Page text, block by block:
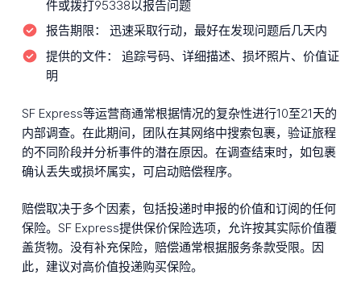
件或拨打95338以报告问题
报告期限：
迅速采取行动，最好在发现问题后几天内
提供的文件：
追踪号码、详细描述、损坏照片、价值证
明
SF Express等运营商通常根据情况的复杂性进行10至21天的
内部调查。在此期间，团队在其网络中搜索包裹，验证旅程
的不同阶段并分析事件的潜在原因。在调查结束时，如包裹
确认丢失或损坏属实，可启动赔偿程序。
赔偿取决于多个因素，包括投递时申报的价值和订阅的任何
保险。SF Express提供保价保险选项，允许按其实际价值覆
盖货物。没有补充保险，赔偿通常根据服务条款受限。因
此，建议对高价值投递购买保险。